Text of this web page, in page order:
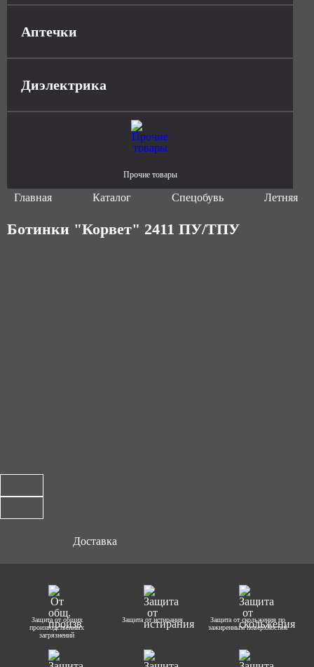
Аптечки
Диэлектрика
Прочие товары
Главная Каталог Спецобувь Летняя
Ботинки "Корвет" 2411 ПУ/ТПУ
Доставка
Защита от общих
производственных
загрязнений
Защита от истирания
Защита от скольжения по
зажиренным поверхностям